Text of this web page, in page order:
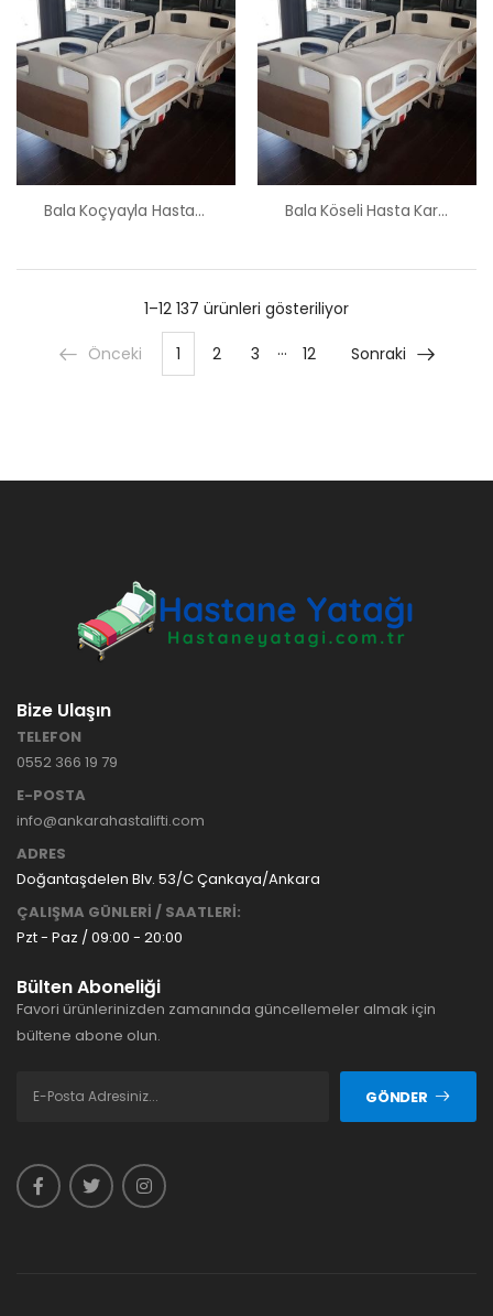
Bala Koçyayla Hasta Karyolası Satış Kiralama Fiyatı Bala Köseli Hasta Karyolası Satış Kiralama Fiyatı
1–12 137 ürünleri gösteriliyor
Önceki 1 2 3 … 12 Sonraki
Bize Ulaşın
TELEFON
0552 366 19 79
E-POSTA
info@ankarahastalifti.com
ADRES
Doğantaşdelen Blv. 53/C Çankaya/Ankara
ÇALIŞMA GÜNLERİ / SAATLERİ:
Pzt - Paz / 09:00 - 20:00
Bülten Aboneliği
Favori ürünlerinizden zamanında güncellemeler almak için
bültene abone olun.
GÖNDER